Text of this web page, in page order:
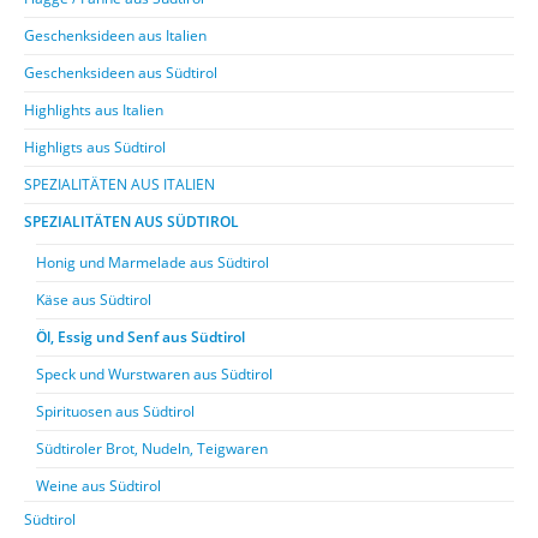
Geschenksideen aus Italien
Geschenksideen aus Südtirol
Highlights aus Italien
Highligts aus Südtirol
SPEZIALITÄTEN AUS ITALIEN
SPEZIALITÄTEN AUS SÜDTIROL
Honig und Marmelade aus Südtirol
Käse aus Südtirol
Öl, Essig und Senf aus Südtirol
Speck und Wurstwaren aus Südtirol
Spirituosen aus Südtirol
Südtiroler Brot, Nudeln, Teigwaren
Weine aus Südtirol
Südtirol